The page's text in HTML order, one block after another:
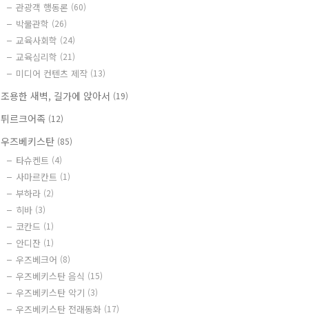
관광객 행동론 (60)
박물관학 (26)
교육사회학 (24)
교육심리학 (21)
미디어 컨텐츠 제작 (13)
조용한 새벽, 길가에 앉아서 (19)
튀르크어족 (12)
우즈베키스탄 (85)
타슈켄트 (4)
사마르칸트 (1)
부하라 (2)
히바 (3)
코칸드 (1)
안디잔 (1)
우즈베크어 (8)
우즈베키스탄 음식 (15)
우즈베키스탄 악기 (3)
우즈베키스탄 전래동화 (17)